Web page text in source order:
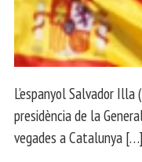
L’espanyol Salvador
presidència de la
vegades a Catalunya […]